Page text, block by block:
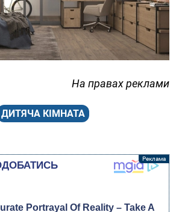
На правах реклами
ДИТЯЧА КІМНАТА